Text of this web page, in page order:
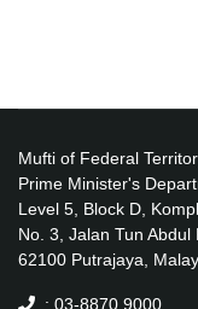
Mufti of Federal
Prime Minister's
Level 5, Block D,
No. 3, Jalan Tun Abdul
62100 Putrajaya,
: 03-8870 9000